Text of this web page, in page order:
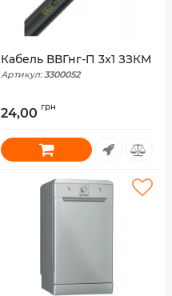
Кабель ВВГнг-П 3x1 ЗЗКМ
Артикул: 3300052
24,00 грн